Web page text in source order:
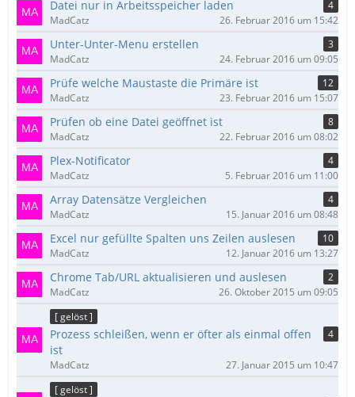
Datei nur in Arbeitsspeicher laden
4
MadCatz
26. Februar 2016 um 15:42
Unter-Unter-Menu erstellen
3
MadCatz
24. Februar 2016 um 09:05
Prüfe welche Maustaste die Primäre ist
12
MadCatz
23. Februar 2016 um 15:07
Prüfen ob eine Datei geöffnet ist
8
MadCatz
22. Februar 2016 um 08:02
Plex-Notificator
4
MadCatz
5. Februar 2016 um 11:00
Array Datensätze Vergleichen
4
MadCatz
15. Januar 2016 um 08:48
Excel nur gefüllte Spalten uns Zeilen auslesen
10
MadCatz
12. Januar 2016 um 13:27
Chrome Tab/URL aktualisieren und auslesen
2
MadCatz
26. Oktober 2015 um 09:05
[ gelöst ]
Prozess schleißen, wenn er öfter als einmal offen
ist
4
MadCatz
27. Januar 2015 um 10:47
[ gelöst ]